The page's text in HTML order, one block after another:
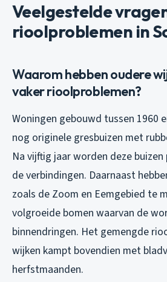
Veelgestelde
rioolproblemen in
Waarom hebben oudere
vaker rioolproblemen?
Woningen gebouwd tussen 1960
nog originele gresbuizen met
Na vijftig jaar worden deze buizen
de verbindingen. Daarnaast
zoals de Zoom en Eemgebied te
volgroeide bomen waarvan de
binnendringen. Het gemengde
wijken kampt bovendien met
herfstmaanden.